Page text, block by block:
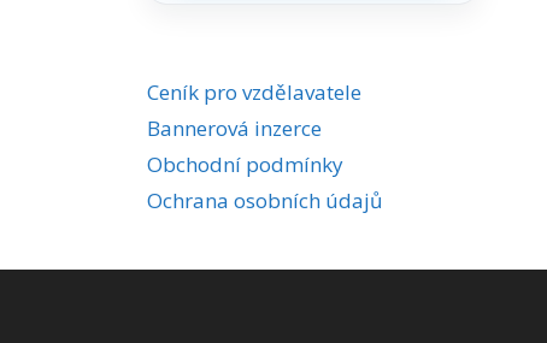
Ceník pro vzdělavatele
Bannerová inzerce
Obchodní podmínky
Ochrana osobních údajů